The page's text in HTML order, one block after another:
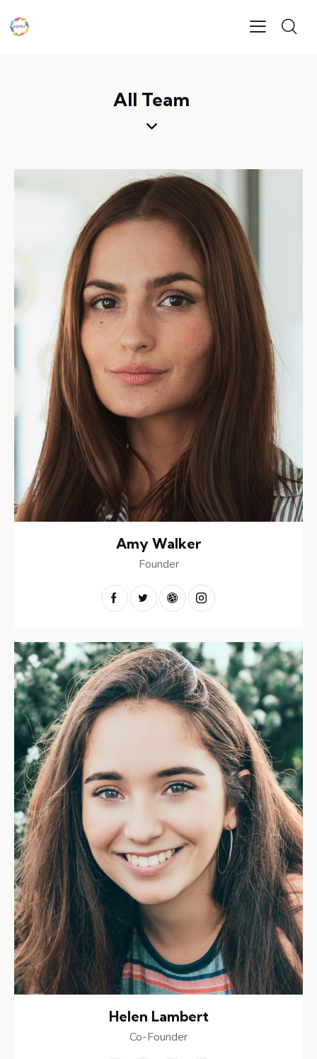
All Team
Amy Walker
Founder
Helen Lambert
Co-Founder